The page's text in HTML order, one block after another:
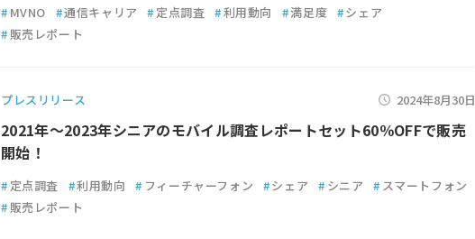
# MVNO #通信キャリア # 定点調査 #利用動向 #満足度 #シェア
# 販売レポート
プレスリリース 2024年8月30日
2021年～2023年シニアのモバイル調査レポートセット60％OFFで販売
開始！
# 定点調査 #利用動向 # フィーチャーフォン #シェア # シニア # スマートフォン
# 販売レポート